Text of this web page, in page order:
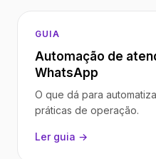
GUIA
Automação de
WhatsApp
O que dá para
práticas de operação.
Ler guia →